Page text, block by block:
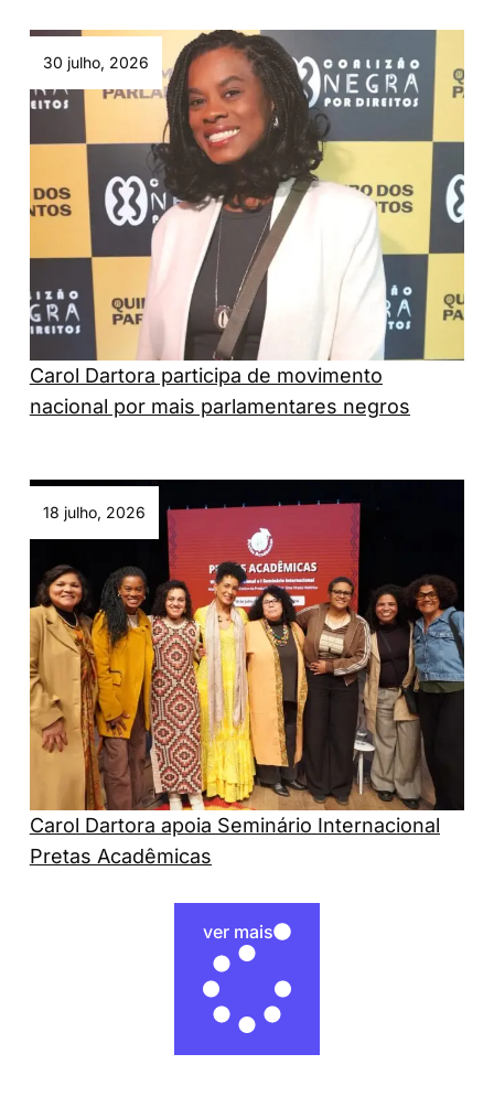
30 julho, 2026
Carol Dartora participa de movimento
nacional por mais parlamentares negros
18 julho, 2026
Carol Dartora apoia Seminário Internacional
Pretas Acadêmicas
ver mais